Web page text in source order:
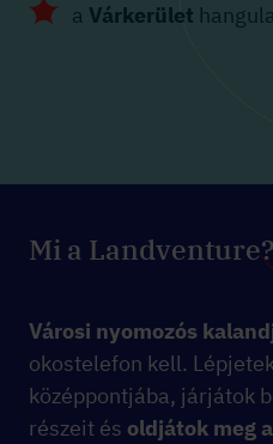
a Várkerület
Mi a Landventure?
Városi nyomozós
okostelefon kell.
középpontjába, járjátok
részeit és oldjátok meg